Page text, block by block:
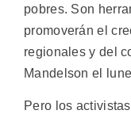
pobres. Son
promoverán el
regionales y del
Mandelson el
Pero los